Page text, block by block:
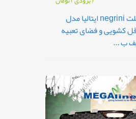
هاردکیس کلت negrini ایتالیا مدل
دو قل کشویی و فضای تعبیه
ب ...